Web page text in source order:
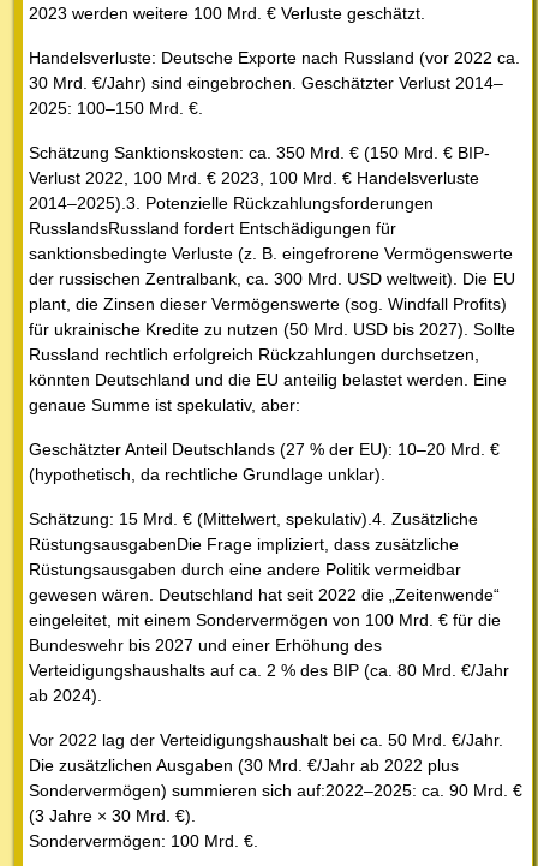
2023 werden weitere 100 Mrd. € Verluste geschätzt.
Handelsverluste: Deutsche Exporte nach Russland (vor 2022 ca.
30 Mrd. €/Jahr) sind eingebrochen. Geschätzter Verlust 2014–
2025: 100–150 Mrd. €.
Schätzung Sanktionskosten: ca. 350 Mrd. € (150 Mrd. € BIP-
Verlust 2022, 100 Mrd. € 2023, 100 Mrd. € Handelsverluste
2014–2025).3. Potenzielle Rückzahlungsforderungen
RusslandsRussland fordert Entschädigungen für
sanktionsbedingte Verluste (z. B. eingefrorene Vermögenswerte
der russischen Zentralbank, ca. 300 Mrd. USD weltweit). Die EU
plant, die Zinsen dieser Vermögenswerte (sog. Windfall Profits)
für ukrainische Kredite zu nutzen (50 Mrd. USD bis 2027). Sollte
Russland rechtlich erfolgreich Rückzahlungen durchsetzen,
könnten Deutschland und die EU anteilig belastet werden. Eine
genaue Summe ist spekulativ, aber:
Geschätzter Anteil Deutschlands (27 % der EU): 10–20 Mrd. €
(hypothetisch, da rechtliche Grundlage unklar).
Schätzung: 15 Mrd. € (Mittelwert, spekulativ).4. Zusätzliche
RüstungsausgabenDie Frage impliziert, dass zusätzliche
Rüstungsausgaben durch eine andere Politik vermeidbar
gewesen wären. Deutschland hat seit 2022 die „Zeitenwende“
eingeleitet, mit einem Sondervermögen von 100 Mrd. € für die
Bundeswehr bis 2027 und einer Erhöhung des
Verteidigungshaushalts auf ca. 2 % des BIP (ca. 80 Mrd. €/Jahr
ab 2024).
Vor 2022 lag der Verteidigungshaushalt bei ca. 50 Mrd. €/Jahr.
Die zusätzlichen Ausgaben (30 Mrd. €/Jahr ab 2022 plus
Sondervermögen) summieren sich auf:2022–2025: ca. 90 Mrd. €
(3 Jahre × 30 Mrd. €).
Sondervermögen: 100 Mrd. €.